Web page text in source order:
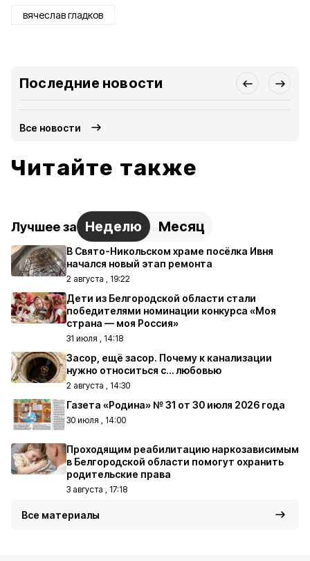
вячеслав гладков
Последние новости
Все новости
Читайте также
Лучшее за Неделю Месяц
В Свято-Никольском храме посёлка Ивня
начался новый этап ремонта
2 августа , 19:22
Дети из Белгородской области стали
победителями номинации конкурса «Моя
страна — моя Россия»
31 июля , 14:18
Засор, ещё засор. Почему к канализации
нужно относиться с… любовью
2 августа , 14:30
Газета «Родина» № 31 от 30 июля 2026 года
30 июля , 14:00
Проходящим реабилитацию наркозависимым
в Белгородской области помогут охранить
родительские права
3 августа , 17:18
Все материалы